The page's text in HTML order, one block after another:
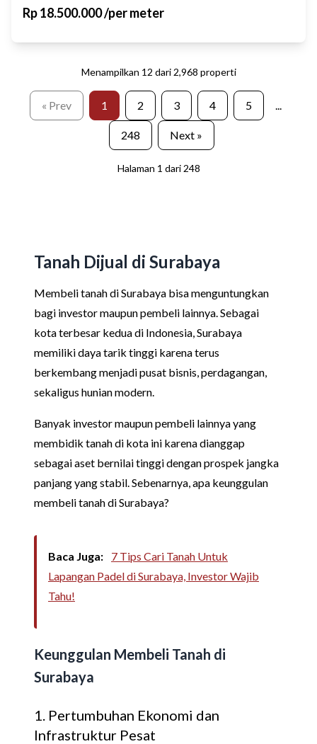
Rp18.500.000/per meter
Menampilkan 12 dari 2,968 properti
« Prev 1 2 3 4 5 ...
248 Next »
Halaman 1 dari 248
Tanah Dijual di Surabaya
Membeli tanah di Surabaya bisa menguntungkan
bagi investor maupun pembeli lainnya. Sebagai
kota terbesar kedua di Indonesia, Surabaya
memiliki daya tarik tinggi karena terus
berkembang menjadi pusat bisnis, perdagangan,
sekaligus hunian modern.
Banyak investor maupun pembeli lainnya yang
membidik tanah di kota ini karena dianggap
sebagai aset bernilai tinggi dengan prospek jangka
panjang yang stabil. Sebenarnya, apa keunggulan
membeli tanah di Surabaya?
Baca Juga:
7 Tips Cari Tanah Untuk
Lapangan Padel di Surabaya, Investor Wajib
Tahu!
Keunggulan Membeli Tanah di
Surabaya
1. Pertumbuhan Ekonomi dan
Infrastruktur Pesat